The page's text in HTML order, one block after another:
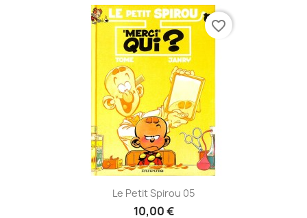
Le Petit Spirou 05
10,00 €
favorite_border